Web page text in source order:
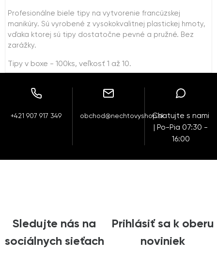
Profesionálne biele tipy na vytvorenie francúzskej
manikúry. Sú vyrobené z vysokokvalitnej plastickej hmoty,
vďaka ktorej sú tipy dostatočne pevné a pružné. Bez
zarážky.
Tipy v boxe - 100ks, veľkosť 1 až 10.
+421 907 917 349 obchod@nechtovyshop.skChatujte s nami
| Po-Pia 07:30 -
16:00
Sledujte nás na
sociálnych sieťach
Prihlásiť sa k oberu
noviniek